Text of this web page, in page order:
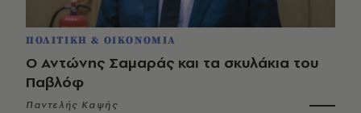
ΠΟΛΙΤΙΚΗ & ΟΙΚΟΝΟΜΙΑ
Ο Αντώνης Σαμαράς και τα σκυλάκια του
Παβλόφ
Παντελής Καψής